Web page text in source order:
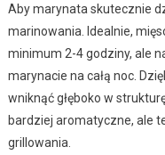
Aby marynata skutecznie
marinowania. Idealnie,
minimum 2-4 godziny, ale
marynacie na całą noc.
wniknąć głęboko w
bardziej aromatyczne, ale
grillowania.